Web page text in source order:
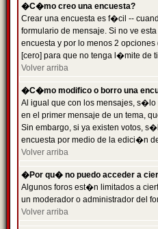
�C�mo creo una encuesta?
Crear una encuesta es f�cil --
formulario de mensaje. Si no ve
encuesta y por lo menos 2
[cero] para que no tenga l�mite de
Volver arriba
�C�mo modifico o borro una
Al igual que con los mensajes, s�lo
en el primer mensaje de un tema,
Sin embargo, si ya existen votos,
encuesta por medio de la edici�n
Volver arriba
�Por qu� no puedo acceder a
Algunos foros est�n limitados a
un moderador o administrador del
Volver arriba